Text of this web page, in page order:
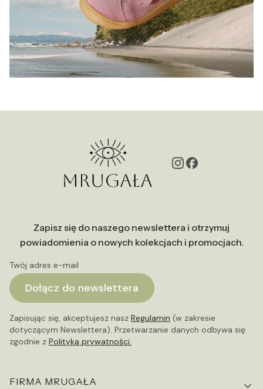
Zapisz się do naszego newslettera i otrzymuj
powiadomienia o nowych kolekcjach i promocjach.
Twój adres e-mail
Dołącz do newslettera
Zapisując się, akceptujesz nasz Regulamin (w zakresie
dotyczącym Newslettera). Przetwarzanie danych odbywa się
zgodnie z Polityką prywatności.
Linki w stopce
FIRMA MRUGAŁA